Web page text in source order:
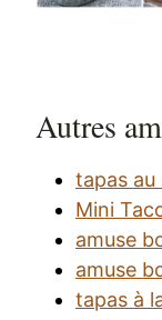
Autres
tapas au
Mini
amuse
amuse
tapas à